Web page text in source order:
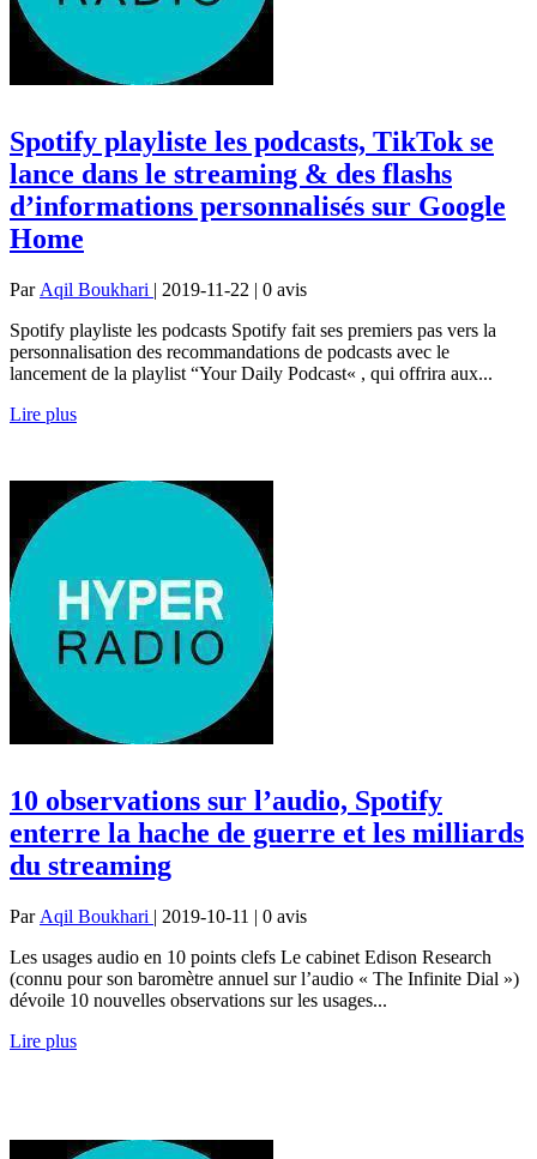
Spotify playliste les podcasts, TikTok se
lance dans le streaming & des flashs
d’informations personnalisés sur Google
Home
Par Aqil Boukhari | 2019-11-22 | 0 avis
Spotify playliste les podcasts Spotify fait ses premiers pas vers la
personnalisation des recommandations de podcasts avec le
lancement de la playlist “Your Daily Podcast« , qui offrira aux...
Lire plus
10 observations sur l’audio, Spotify
enterre la hache de guerre et les milliards
du streaming
Par Aqil Boukhari | 2019-10-11 | 0 avis
Les usages audio en 10 points clefs Le cabinet Edison Research
(connu pour son baromètre annuel sur l’audio « The Infinite Dial »)
dévoile 10 nouvelles observations sur les usages...
Lire plus